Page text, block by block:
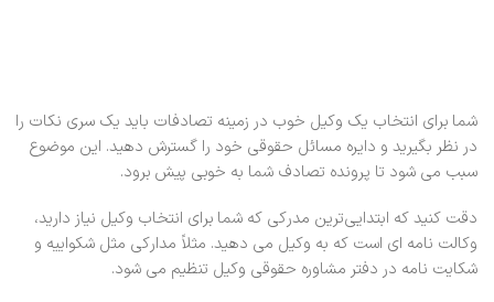
شما برای انتخاب یک وکیل خوب در زمینه تصادفات باید یک سری نکات را
در نظر بگیرید و دایره مسائل حقوقی خود را گسترش دهید. این موضوع
سبب می شود تا پرونده تصادف شما به خوبی پیش برود.
دقت کنید که ابتدایی‌ترین مدرکی که شما برای انتخاب وکیل نیاز دارید،
وکالت نامه ای است که به وکیل می دهید. مثلاً مدارکی مثل شکواییه و
شکایت نامه در دفتر مشاوره حقوقی وکیل تنظیم می شود.